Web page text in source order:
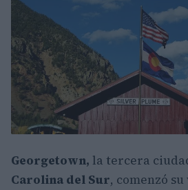
Georgetown, la tercera
Carolina del Sur, comenzó su